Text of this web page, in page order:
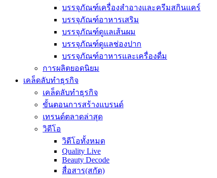
บรรจุภัณฑ์เครื่องสำอางและครีมสกินแคร์
บรรจุภัณฑ์อาหารเสริม
บรรจุภัณฑ์ดูแลเส้นผม
บรรจุภัณฑ์ดูแลช่องปาก
บรรจุภัณฑ์อาหารและเครื่องดื่ม
การผลิตยอดนิยม
เคล็ดลับทำธุรกิจ
เคล็ดลับทำธุรกิจ
ขั้นตอนการสร้างแบรนด์
เทรนด์ตลาดล่าสุด
วิดีโอ
วิดีโอทั้งหมด
Quality Live
Beauty Decode
สื่อสาร(สกัด)